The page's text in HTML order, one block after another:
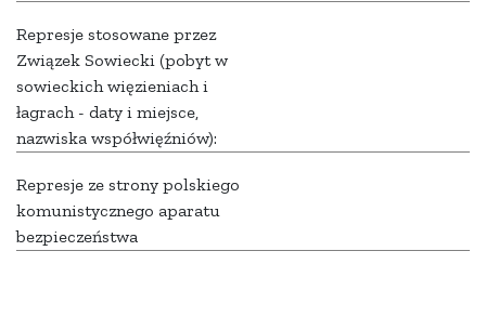
Represje stosowane przez
Związek Sowiecki (pobyt w
sowieckich więzieniach i
łagrach - daty i miejsce,
nazwiska współwięźniów):
Represje ze strony polskiego
komunistycznego aparatu
bezpieczeństwa